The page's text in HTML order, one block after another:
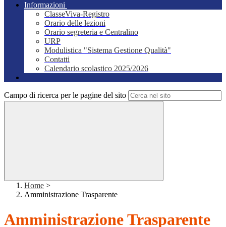
Informazioni
ClasseViva-Registro
Orario delle lezioni
Orario segreteria e Centralino
URP
Modulistica "Sistema Gestione Qualità"
Contatti
Calendario scolastico 2025/2026
Campo di ricerca per le pagine del sito
Home >
Amministrazione Trasparente
Amministrazione Trasparente